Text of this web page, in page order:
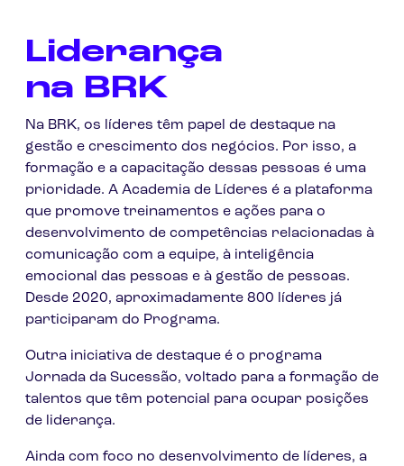
Liderança
na BRK
Na BRK, os líderes têm papel de destaque na
gestão e crescimento dos negócios. Por isso, a
formação e a capacitação dessas pessoas é uma
prioridade. A Academia de Líderes é a plataforma
que promove treinamentos e ações para o
desenvolvimento de competências relacionadas à
comunicação com a equipe, à inteligência
emocional das pessoas e à gestão de pessoas.
Desde 2020, aproximadamente 800 líderes já
participaram do Programa.
Outra iniciativa de destaque é o programa
Jornada da Sucessão, voltado para a formação de
talentos que têm potencial para ocupar posições
de liderança.
Ainda com foco no desenvolvimento de líderes, a